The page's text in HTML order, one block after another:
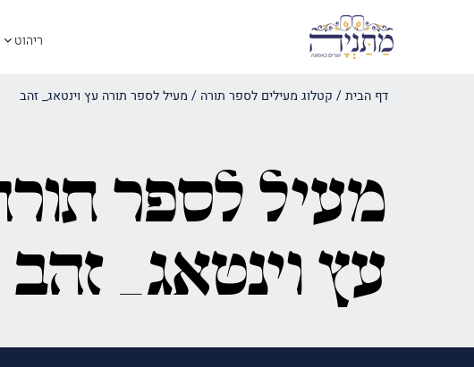
ריהוט
דף הבית/ קטלוג מעילים לספר תורה / מעיל לספר תורה עץ וינטאג_ זהב
מעיל לספר
עץ וינטאג_ זהב